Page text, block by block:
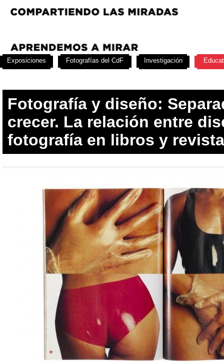
Fotografía y diseño:
crecer. La relación entre
fotografía en libros y
Exposiciones Fotografías del CdF Investigación